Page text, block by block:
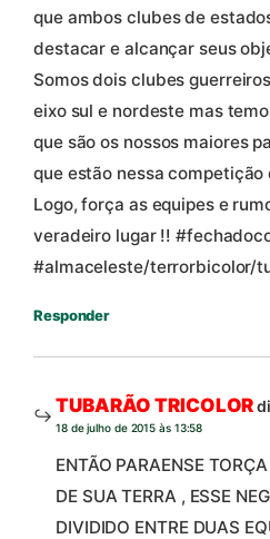
que ambos clubes de
destacar e alcançar seus
Somos dois clubes
eixo sul e nordeste mas
que são os nossos maiores
que estão nessa competição
Logo, força as equipes e
veradeiro lugar !!
#almaceleste/terrorbicolor/
Responder
TUBARÃO TRICOLOR
18 de julho de 2015 às 13:58
ENTÃO PARAENSE
DE SUA TERRA , ESSE
DIVIDIDO ENTRE DUAS